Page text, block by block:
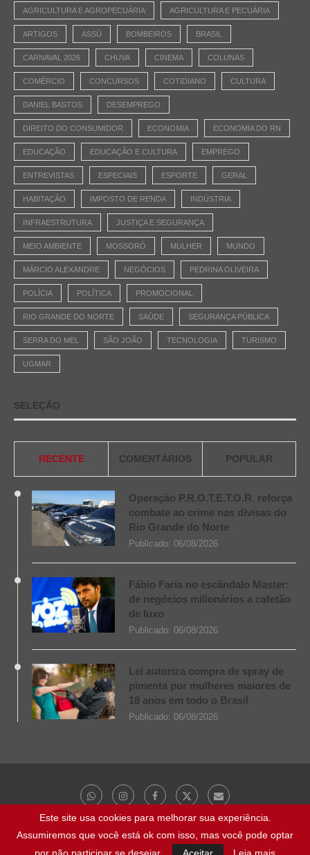
AGRICULTURA E AGROPECUÁRIA AGRICULTURA E PECUÁRIA
ARTIGOS ASSÚ BOMBEIROS BRASIL
CARNAVAL 2026 CHUVA CINEMA COLUNAS
COMÉRCIO CONCURSOS COTIDIANO CULTURA
DANIEL BASTOS DESEMPREGO
DIREITO DO CONSUMIDOR ECONOMIA ECONOMIA DO RN
EDUCAÇÃO EDUCAÇÃO E CULTURA EMPREGO
ENTREVISTAS ESPECIAIS ESPORTE GERAL
HABITAÇÃO IMPOSTO DE RENDA INDÚSTRIA
INFRAESTRUTURA JUSTIÇA E SEGURANÇA
MEIO AMBIENTE MOSSORÓ MULHER MUNDO
MÁRCIO ALEXANDRE NEGÓCIOS PEDRINA OLIVEIRA
POLÍCIA POLÍTICA PROMOCIONAL
RIO GRANDE DO NORTE SAÚDE SEGURANÇA PÚBLICA
SERRA DO MEL SÃO JOÃO TECNOLOGIA TURISMO
UGMAR
SELEÇÃO
RECENTE COMENTÁRIOS POPULAR
Operação P.R.O.T.E.T.O.R. reforça
combate ao crime nas divisas do
Rio Grande do Norte
Publicado: 06/08/2026
Fábio Faria no escândalo Master:
de negócios milionários a cafetão
de luxo
Publicado: 06/08/2026
Lei autoriza compra de spray de
pimenta por mulheres maiores de
18 anos em todo o Brasil
Publicado: 06/08/2026
@ 2023 - Todos os direitos reservados | NaBocaDaNoite.com.br
Este site usa cookies para melhorar sua experiência.
Assumiremos que você está ok com isso, mas você pode optar